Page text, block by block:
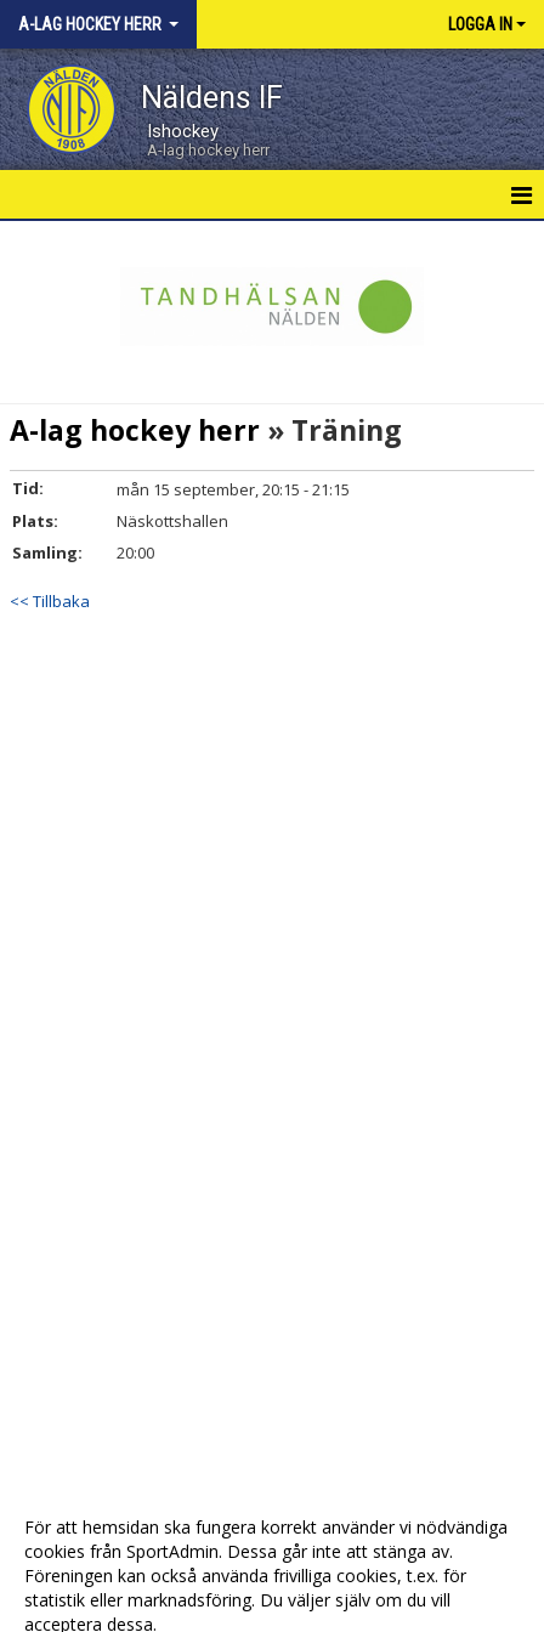
A-LAG HOCKEY HERR LOGGA IN
Näldens IF
Ishockey
A-lag hockey herr
TRUPPEN
KONTAKT
TABELL
A-lag hockey herr » Träning
Tid:
mån 15 september, 20:15 - 21:15
Plats:
Näskottshallen
Samling:
20:00
<< Tillbaka
För att hemsidan ska fungera korrekt använder vi nödvändiga
cookies från SportAdmin. Dessa går inte att stänga av.
Föreningen kan också använda frivilliga cookies, t.ex. för
statistik eller marknadsföring. Du väljer själv om du vill
acceptera dessa.